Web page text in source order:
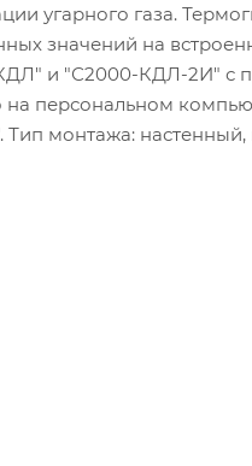
угарного газа.
значений на
и "С2000-КДЛ-2И" с
на персональном
монтажа: настенный,